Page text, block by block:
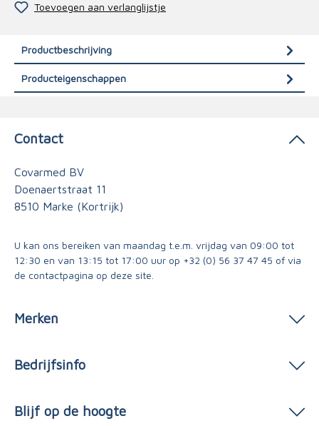
Toevoegen aan verlanglijstje
Productbeschrijving
Producteigenschappen
Contact
Covarmed BV
Doenaertstraat 11
8510 Marke (Kortrijk)
U kan ons bereiken van maandag t.e.m. vrijdag van 09:00 tot
12:30 en van 13:15 tot 17:00 uur op +32 (0) 56 37 47 45 of via
de contactpagina op deze site.
Merken
Bedrijfsinfo
Blijf op de hoogte